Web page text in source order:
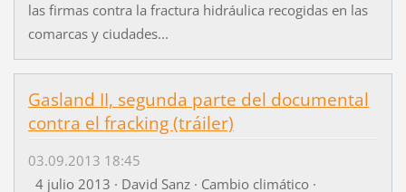
las firmas contra la fractura hidráulica recogidas en las
comarcas y ciudades...
Gasland II, segunda parte del documental
contra el fracking (tráiler)
03.09.2013 18:45
4 julio 2013 · David Sanz · Cambio climático ·